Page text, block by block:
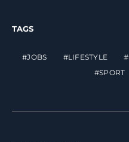
TAGS
JOBS LIFESTYLE
SPORT